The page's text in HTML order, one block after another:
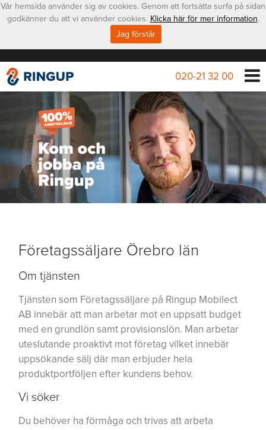
020-21 32 00
Företagssäljare Örebro län
Om tjänsten
Tjänsten som Företagssäljare på Ringup Mobilect
AB innebär att man arbetar mot en uppsatt budget
med en grundlön samt provisionslön. Man arbetar
uteslutande proaktivt mot företag vilket innebär
uppsökande sälj där man erbjuder hela
produktportföljen efter kundens behov.
Vi söker
Du behöver ha förmåga och trivas att arbeta
Vår hemsida använder sig av cookies. Genom att fortsätta surfa på sidan
godkänner du att vi använder cookies. Klicka här för mer information.
Jag förstår